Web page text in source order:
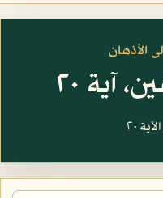
الأذهان
آية ٢٠
٢٠